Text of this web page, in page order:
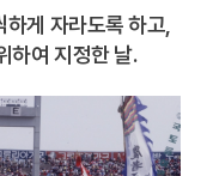
게 자라도록 하고,
하여 지정한 날.